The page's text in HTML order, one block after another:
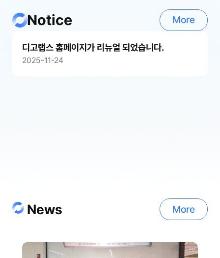
Notice More
디고랩스 홈페이지가 리뉴얼 되었습니다.
2025-11-24
News More